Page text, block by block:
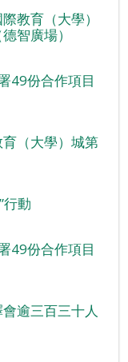
教育（大學）
智廣場）
49份合作項目
（大學）城第
行動
49份合作項目
逾三百三十人